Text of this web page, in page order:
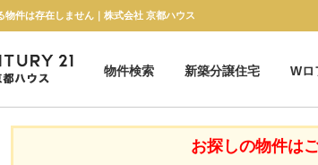
物件は存在しません｜株式会社 京都ハウス
物件検索
新築分譲住宅 Wロ
お探しの物件は